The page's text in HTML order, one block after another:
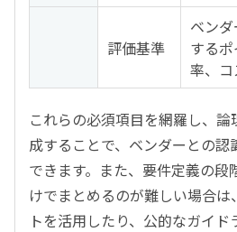
評価基準
ベン
する
率、コ
これらの必須項目を網羅し、
成することで、ベンダーとの
できます。また、要件定義の段
けでまとめるのが難しい場合
トを活用したり、公的なガイ